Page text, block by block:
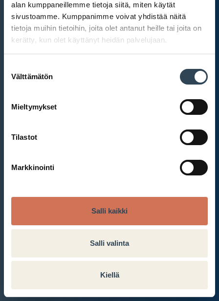
alan kumppaneillemme tietoja siitä, miten käytät
sivustoamme. Kumppanimme voivat yhdistää näitä
tietoja muihin tietoihin, joita olet antanut heille tai joita on
kerätty, kun olet käyttänyt heidän palvelujaan.
valinta
Välttämätön
Mieltymykset
Tilastot
Markkinointi
Salli kaikki
Salli valinta
Kiellä
Kauppakeskus Arabia
Et ole kirjautunut sisään. Kirjaudu sisään